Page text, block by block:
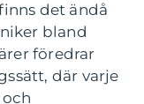
det ändå
bland
föredrar
där varje